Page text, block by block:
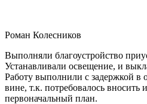
Роман Колесников
Выполняли благоустройство
Устанавливали освещение, и
Работу выполнили с задержкой
вине, т.к. потребовалось вносить
первоначальный план.